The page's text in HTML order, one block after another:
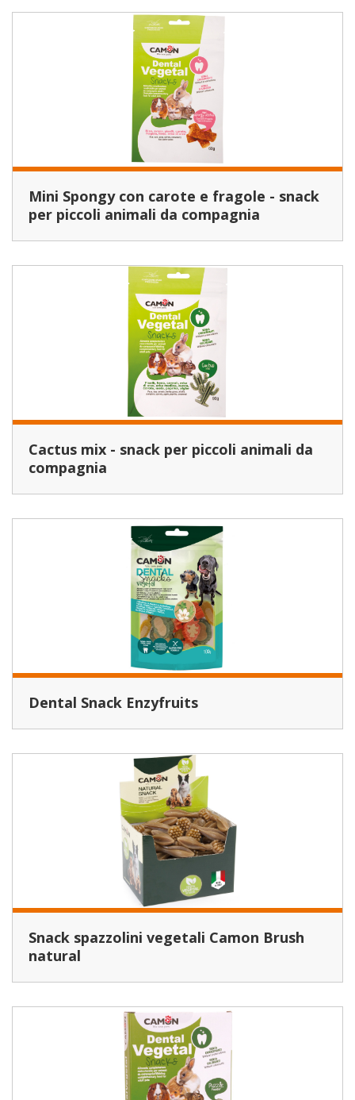
Mini Spongy con carote e fragole - snack
per piccoli animali da compagnia
Cactus mix - snack per piccoli animali da
compagnia
Dental Snack Enzyfruits
Snack spazzolini vegetali Camon Brush
natural